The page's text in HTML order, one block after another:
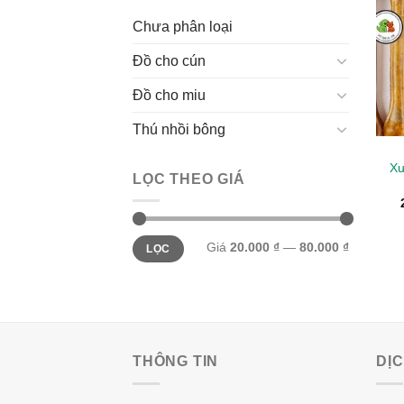
Chưa phân loại
Đồ cho cún
Đồ cho miu
Thú nhồi bông
LỌC THEO GIÁ
Giá
thấp
nhất
Giá
cao
nhất
LỌC Giá 20.000 ₫ — 80.000 ₫
THÔNG TIN